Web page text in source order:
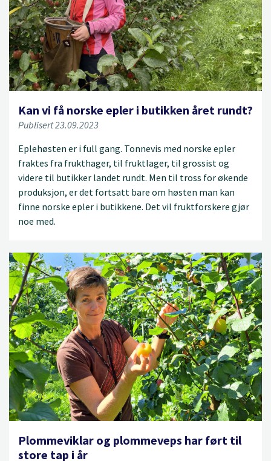
Kan vi få norske epler i butikken året rundt?
Publisert 23.09.2023
Eplehøsten er i full gang. Tonnevis med norske epler
fraktes fra frukthager, til fruktlager, til grossist og
videre til butikker landet rundt. Men til tross for økende
produksjon, er det fortsatt bare om høsten man kan
finne norske epler i butikkene. Det vil fruktforskere gjør
noe med.
Plommeviklar og plommeveps har ført til
store tap i år